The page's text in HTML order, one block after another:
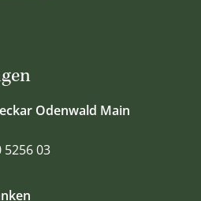
Odenwald Main
5256 03